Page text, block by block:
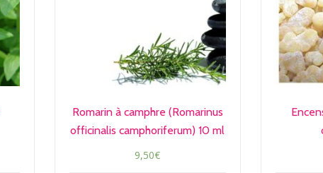
Romarin à camphre (Romarinus
officinalis camphoriferum) 10 ml
9,50€